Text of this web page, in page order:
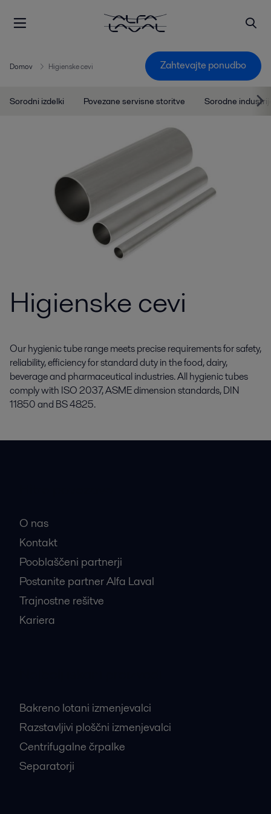
Domov Higienske cevi Zahtevajte ponudbo
Sorodni izdelki Povezane servisne storitve Sorodne
Higienske cevi
Our hygienic tube range meets precise requirements for safety,
reliability, efficiency for standard duty in the food, dairy,
beverage and pharmaceutical industries. All hygienic tubes
comply with ISO 2037, ASME dimension standards, DIN
11850 and BS 4825.
O nas
Kontakt
Pooblaščeni partnerji
Postanite partner Alfa Laval
Trajnostne rešitve
Kariera
Bakreno lotani izmenjevalci
Razstavljivi ploščni izmenjevalci
Centrifugalne črpalke
Separatorji